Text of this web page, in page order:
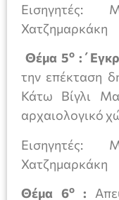
Eισηγητές:
Χατζημαρκάκη
Θέμα 5ο
την επέκταση
Κάτω Βίγλι
αρχαιολογικό
Eισηγητές:
Χατζημαρκάκη
Θέμα 6ο :